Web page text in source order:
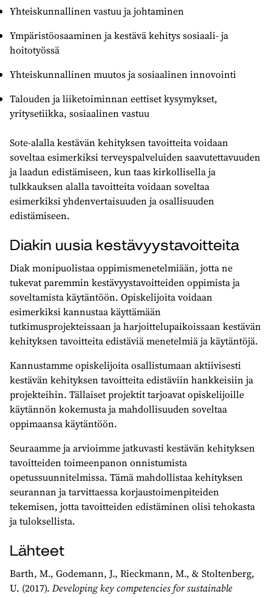
Yhteiskunnallinen vastuu ja johtaminen
Ympäristöosaaminen ja kestävä kehitys sosiaali- ja
hoitotyössä
Yhteiskunnallinen muutos ja sosiaalinen innovointi
Talouden ja liiketoiminnan eettiset kysymykset,
yritysetiikka, sosiaalinen vastuu
Sote-alalla kestävän kehityksen tavoitteita voidaan
soveltaa esimerkiksi terveyspalveluiden saavutettavuuden
ja laadun edistämiseen, kun taas kirkollisella ja
tulkkauksen alalla tavoitteita voidaan soveltaa
esimerkiksi yhdenvertaisuuden ja osallisuuden
edistämiseen.
Diakin uusia kestävyystavoitteita
Diak monipuolistaa oppimismenetelmiään, jotta ne
tukevat paremmin kestävyystavoitteiden oppimista ja
soveltamista käytäntöön. Opiskelijoita voidaan
esimerkiksi kannustaa käyttämään
tutkimusprojekteissaan ja harjoittelupaikoissaan kestävän
kehityksen tavoitteita edistäviä menetelmiä ja käytäntöjä.
Kannustamme opiskelijoita osallistumaan aktiivisesti
kestävän kehityksen tavoitteita edistäviin hankkeisiin ja
projekteihin. Tällaiset projektit tarjoavat opiskelijoille
käytännön kokemusta ja mahdollisuuden soveltaa
oppimaansa käytäntöön.
Seuraamme ja arvioimme jatkuvasti kestävän kehityksen
tavoitteiden toimeenpanon onnistumista
opetussuunnitelmissa. Tämä mahdollistaa kehityksen
seurannan ja tarvittaessa korjaustoimenpiteiden
tekemisen, jotta tavoitteiden edistäminen olisi tehokasta
ja tuloksellista.
Lähteet
Barth, M., Godemann, J., Rieckmann, M., & Stoltenberg,
U. (2017). Developing key competencies for sustainable